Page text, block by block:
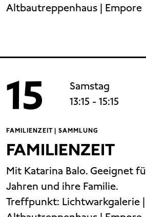
Altbautreppenhaus | Empore
15
Samstag
13:15 - 15:15
FAMILIENZEIT | SAMMLUNG
FAMILIENZEIT
Mit Katarina Balo. Geeignet
Jahren und ihre Familie.
Treffpunkt: Lichtwarkgalerie |